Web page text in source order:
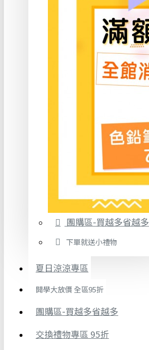
團購區-買越多省越多
下單就送小禮物
夏日涼涼專區
開學大放價 全區95折
團購區-買越多省越多
交換禮物專區 95折